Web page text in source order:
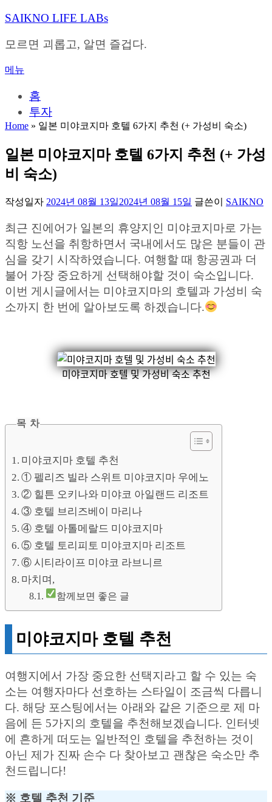
내
으
바
SAIKNO LIFE LABs
모르면 괴롭고, 알면 즐겁다.
메뉴
홈
투자
Home » 일본 미야코지마 호텔 6가지 추천 (+ 가성비 숙소)
일본 미야코지마 호텔 6가지 추천 (+ 가성
비 숙소)
작성일자 2024년 08월 13일2024년 08월 15일 글쓴이 SAIKNO
최근 진에어가 일본의 휴양지인 미야코지마로 가는
직항 노선을 취항하면서 국내에서도 많은 분들이 관
심을 갖기 시작하였습니다. 여행할 때 항공권과 더
불어 가장 중요하게 선택해야할 것이 숙소입니다.
이번 게시글에서는 미야코지마의 호텔과 가성비 숙
소까지 한 번에 알아보도록 하겠습니다.
미야코지마 호텔 및 가성비 숙소 추천
목 차
미야코지마 호텔 추천
① 펠리즈 빌라 스위트 미야코지마 우에노
② 힐튼 오키나와 미야코 아일랜드 리조트
③ 호텔 브리즈베이 마리나
④ 호텔 아톨메랄드 미야코지마
⑤ 호텔 토리피토 미야코지마 리조트
⑥ 시티라이프 미야코 라브니르
마치며,
함께보면 좋은 글
미야코지마 호텔 추천
여행지에서 가장 중요한 선택지라고 할 수 있는 숙
소는 여행자마다 선호하는 스타일이 조금씩 다릅니
다. 해당 포스팅에서는 아래와 같은 기준으로 제 마
음에 든 5가지의 호텔을 추천해보겠습니다. 인터넷
에 흔하게 떠도는 일반적인 호텔을 추천하는 것이
아닌 제가 진짜 손수 다 찾아보고 괜찮은 숙소만 추
천드립니다!
※ 호텔 추천 기준